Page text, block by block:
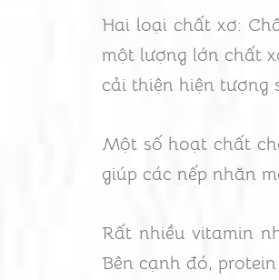
Hai loại chất xơ:
một lượng lớn chất
cải thiện hiện tượng
Một số hoạt chất
giúp các nếp nhăn
Rất nhiều vitamin
Bên cạnh đó,